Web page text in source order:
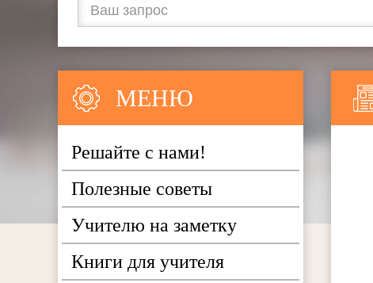
МЕНЮ
Решайте с нами!
Полезные советы
Учителю на заметку
Книги для учителя